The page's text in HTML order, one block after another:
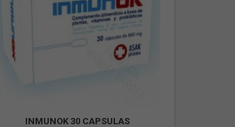
INMUNOK 30 CAPSULAS